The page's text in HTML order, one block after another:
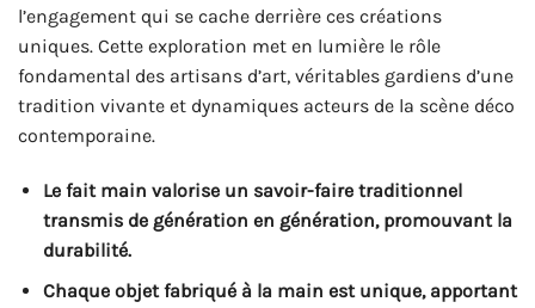
l’engagement qui se cache derrière ces créations
uniques. Cette exploration met en lumière le rôle
fondamental des artisans d’art, véritables gardiens d’une
tradition vivante et dynamiques acteurs de la scène déco
contemporaine.
Le fait main valorise un savoir-faire traditionnel
transmis de génération en génération, promouvant la
durabilité.
Chaque objet fabriqué à la main est unique, apportant